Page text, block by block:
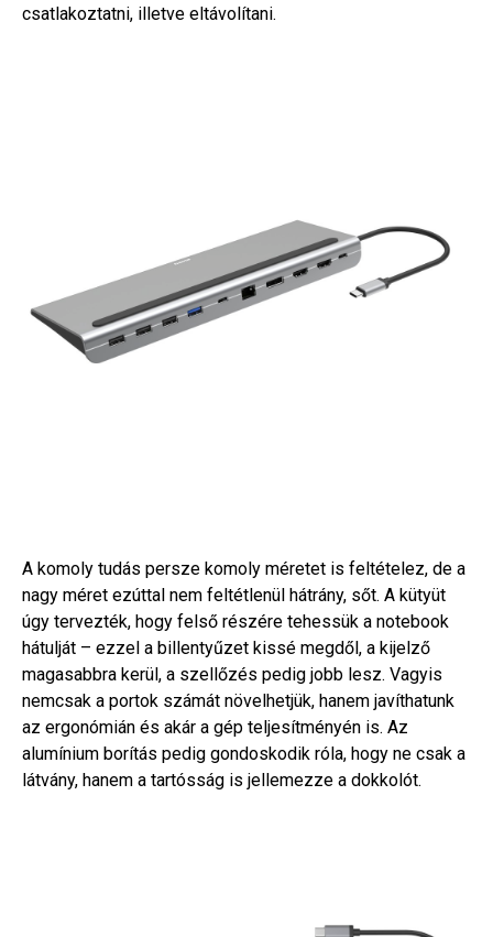
csatlakoztatni, illetve eltávolítani.
A komoly tudás persze komoly méretet is feltételez, de a
nagy méret ezúttal nem feltétlenül hátrány, sőt. A kütyüt
úgy tervezték, hogy felső részére tehessük a notebook
hátulját – ezzel a billentyűzet kissé megdől, a kijelző
magasabbra kerül, a szellőzés pedig jobb lesz. Vagyis
nemcsak a portok számát növelhetjük, hanem javíthatunk
az ergonómián és akár a gép teljesítményén is. Az
alumínium borítás pedig gondoskodik róla, hogy ne csak a
látvány, hanem a tartósság is jellemezze a dokkolót.